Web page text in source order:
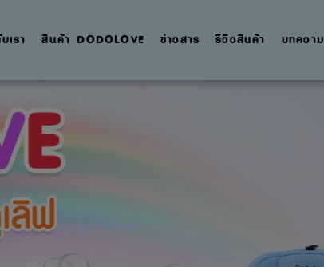
เรา สินค้า DODOLOVE ข่าวสาร รีวิวสินค้า บทความ